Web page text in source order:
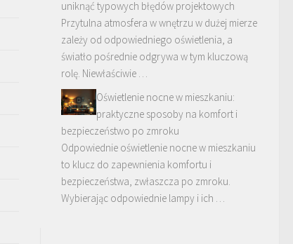
uniknąć typowych błędów projektowych
Przytulna atmosfera w wnętrzu w dużej mierze
zależy od odpowiedniego oświetlenia, a
światło pośrednie odgrywa w tym kluczową
rolę. Niewłaściwie …
Oświetlenie nocne w mieszkaniu:
praktyczne sposoby na komfort i
bezpieczeństwo po zmroku
Odpowiednie oświetlenie nocne w mieszkaniu
to klucz do zapewnienia komfortu i
bezpieczeństwa, zwłaszcza po zmroku.
Wybierając odpowiednie lampy i ich …